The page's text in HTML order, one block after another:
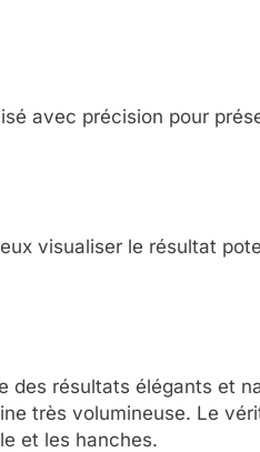
avec précision pour
visualiser le résultat
des résultats élégants et
très volumineuse. Le
et les hanches.